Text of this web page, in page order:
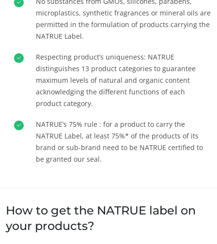
OS NOSSOS COMPROMISSOS DE RSE
Agir através dos nossos serviços
Progressar com as nossas equipas
Investir no nosso ambiente
microplastics, synthetic fragrances or mineral oils are
permitted in the formulation of products carrying the
NATRUE Label.
Respecting product’s uniqueness: NATRUE
distinguishes 13 product categories to guarantee
maximum levels of natural and organic content
acknowledging the different functions of each
product category.
NATRUE’s 75% rule : for a product to carry the
NATRUE Label, at least 75%* of the products of its
brand or sub-brand need to be NATRUE certified to
be granted our seal.
How to get the NATRUE label on
your products?